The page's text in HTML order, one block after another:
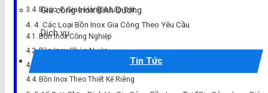
Gia công Inox Bình Dương
Dịch vụ
Tin Tức
Bước 4: Giao Hàng & Lắp Đặt
4. Các Loại Bồn Inox Gia Công Theo Yêu Cầu
Bồn Inox Công Nghiệp
Bồn Inox Chứa Nước
Bồn Inox Theo Thiết Kế Riêng